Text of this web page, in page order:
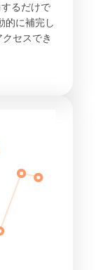
るだけで
的に補完し
セスでき